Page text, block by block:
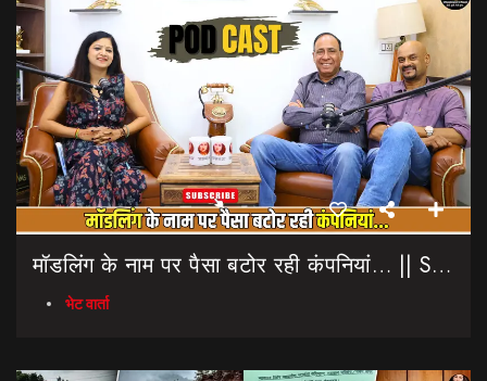
मॉडलिंग के नाम पर पैसा बटोर रही कंपनियां… || Sinmit Communications || Miss Uttarakhand 2026
भेट वार्ता